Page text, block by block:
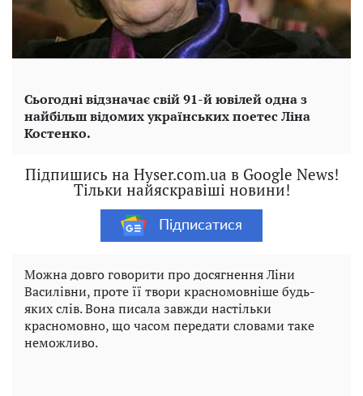
Сьогодні відзначає свій 91-й ювілей одна з
найбільш відомих українських поетес Ліна
Костенко.
Підпишись на Hyser.com.ua в Google News!
Тільки найяскравіші новини!
Підписатися
Можна довго говорити про досягнення Ліни
Василівни, проте її твори красномовніше будь-
яких слів. Вона писала завжди настільки
красномовно, що часом передати словами таке
неможливо.